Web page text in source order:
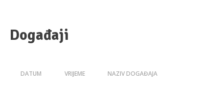
Događaji
DATUM VRIJEME NAZIV DOGAĐAJA